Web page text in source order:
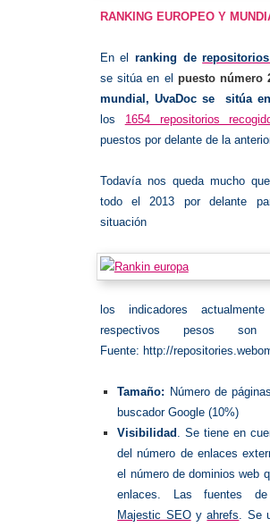
RANKING EUROPEO Y
En el ranking de
se sitúa en el puesto número
mundial, UvaDoc se sitúa
los 1654 repositorios
puestos por delante de la
Todavía nos queda mucho
todo el 2013 por delante
situación
los indicadores
respectivos pesos son
Fuente: http://
Tamaño: Número de
buscador Google (10%)
Visibilidad
. Se tiene en
del número de enlaces
el número de dominios web
enlaces. Las fuentes
Majestic SEOyahrefs . Se